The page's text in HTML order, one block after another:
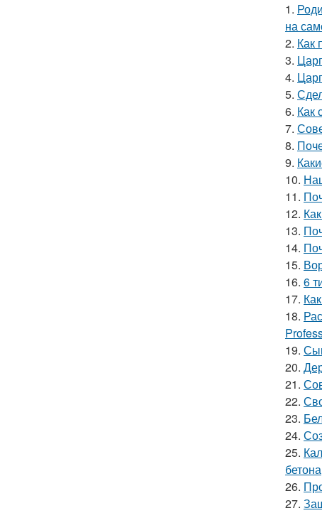
1.
на
2. Как
3.
4.
5.
6. Как
7.
8.
9.
10.
11.
12.
13.
14.
15.
16. 6
17.
18.
19.
20.
21.
22.
23.
24.
25.
бетона
26.
27.